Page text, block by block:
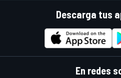
Descarga tus
En redes